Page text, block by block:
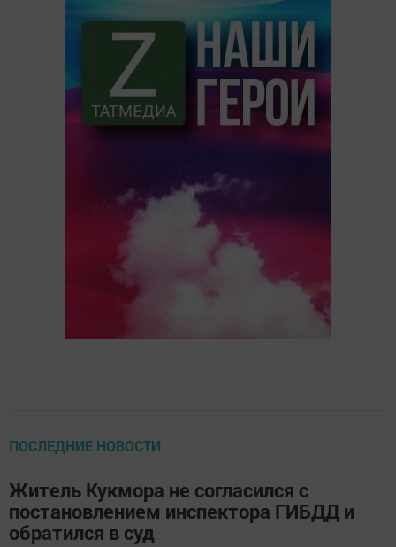
ПОСЛЕДНИЕ НОВОСТИ
Житель Кукмора не согласился с
постановлением инспектора ГИБДД и
обратился в суд